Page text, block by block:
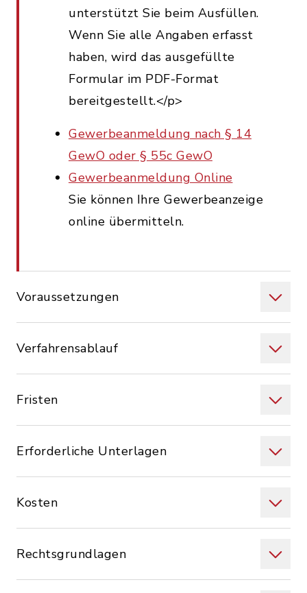
unterstützt Sie beim Ausfüllen.
Wenn Sie alle Angaben erfasst
haben, wird das ausgefüllte
Formular im PDF-Format
bereitgestellt.</p>
Gewerbeanmeldung nach § 14
GewO oder § 55c GewO
Gewerbeanmeldung Online
Sie können Ihre Gewerbeanzeige
online übermitteln.
Voraussetzungen
Verfahrensablauf
Fristen
Erforderliche Unterlagen
Kosten
Rechtsgrundlagen